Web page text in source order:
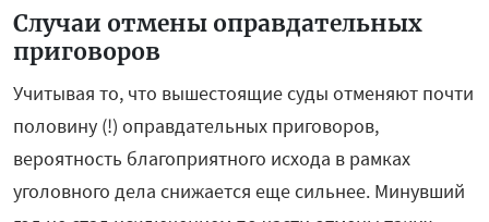
Случаи отмены оправдательных
приговоров
Учитывая то, что вышестоящие суды отменяют почти
половину (!) оправдательных приговоров,
вероятность благоприятного исхода в рамках
уголовного дела снижается еще сильнее. Минувший